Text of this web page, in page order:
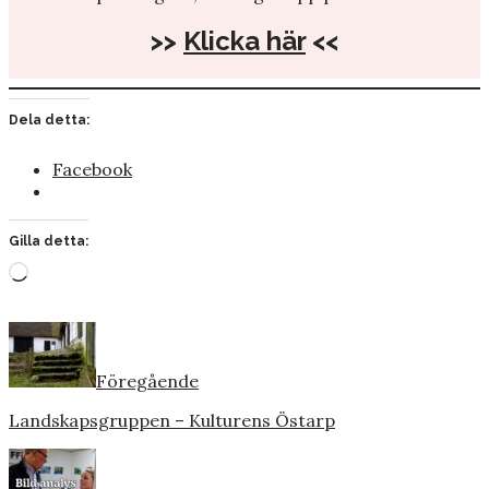
>> Klicka här<<
Dela detta:
Facebook
Gilla detta:
Laddar
Föregående
Landskapsgruppen – Kulturens Östarp